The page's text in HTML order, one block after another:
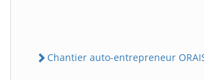
Chantier auto-entrepreneur